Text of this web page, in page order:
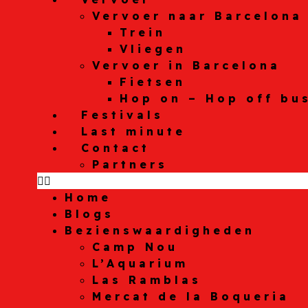
Vervoer naar Barcelona
Trein
Vliegen
Vervoer in Barcelona
Fietsen
Hop on – Hop off
Festivals
Last minute
Contact
Partners
Home
Blogs
Bezienswaardigheden
Camp Nou
L’Aquarium
Las Ramblas
Mercat de la Boqueria